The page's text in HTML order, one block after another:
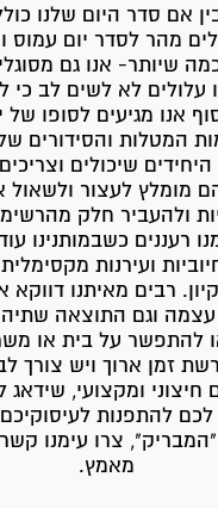
אם סדר היום שלנו
מהר לסדר יום עמוס
שיותר- אנו גם
עלולים לא לשים לב כי
אנו מגיעים לסופו של
המטלות והסידורים
שיכולים
מומלץ לעצור ולשאול
ולהעביר חלק
רעננים כשבמותנינו
ועירנות
רבים מאיתנו
וגם התוצאה
להתפשר על בית או
זמן ארוך ויש
ומקצועי, שידאג
להתפנות
"המבריק", צרו עימנו
מאמץ.